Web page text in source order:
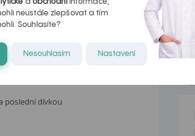
poslední dívkou
a obchodníinformace,
neustále zlepšovat a tím
Souhlasíte?
Nesouhlasím Nastavení